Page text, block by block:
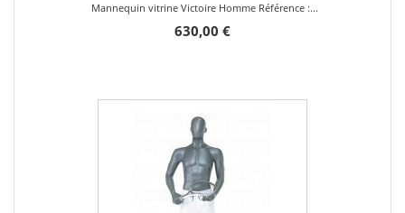
Mannequin vitrine Victoire Homme Référence :...
630,00 €